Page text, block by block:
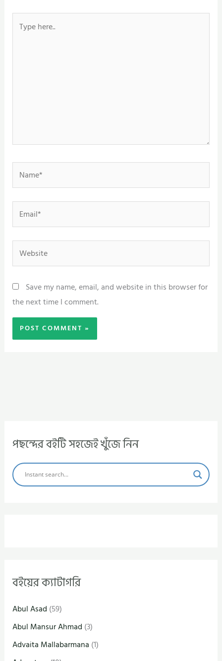
here..
Name*
Email*
Website
Save my name, email, and website in this browser for
the next time I comment.
পছন্দের বইটি সহজেই খুঁজে নিন
বইয়ের ক্যাটাগরি
Abul Asad (59)
Abul Mansur Ahmad (3)
Advaita Mallabarmana (1)